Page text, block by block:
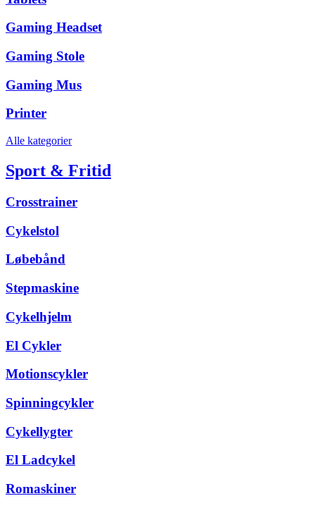
Gaming Headset
Gaming Stole
Gaming Mus
Printer
Alle kategorier
Sport & Fritid
Crosstrainer
Cykelstol
Løbebånd
Stepmaskine
Cykelhjelm
El Cykler
Motionscykler
Spinningcykler
Cykellygter
El Ladcykel
Romaskiner